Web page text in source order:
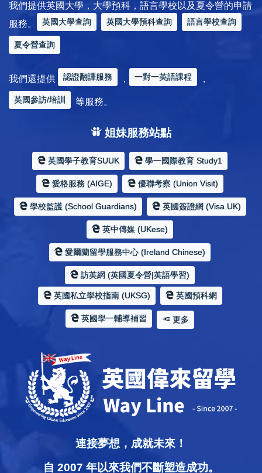
我們提供英國大學，大學預科，語言學校以及夏令營的申請
服務。
英國大學查詢 英國大學預科查詢 語言學校查詢
夏令營查詢
我們還提供 認證翻譯服務 ， 一對一英語課程 ，
英國參訪/培訓 等服務。
姐妹服務站點
英國學子教育SUUK 學一國際教育 Study1
愛格服務 (AIGE) 優聯考察 (Union Visit)
學校監護 (School Guardians) 英國簽證網 (Visa UK)
英中傳媒 (UKese)
愛爾蘭留學服務中心 (Ireland Chinese)
訪英網 (英國夏令營|英語學習)
英國私立學校指南 (UKSG) 英國預科網
英國學一輔導補習 更多
連接夢想，成就未來！
自 2007 年以來我們不斷塑造成功。